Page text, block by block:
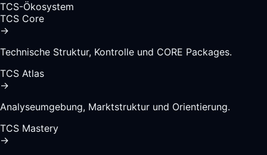
TCS-Ökosystem
TCS Core
→
Technische Struktur, Kontrolle und CORE Packages.
TCS Atlas
→
Analyseumgebung, Marktstruktur und Orientierung.
TCS Mastery
→